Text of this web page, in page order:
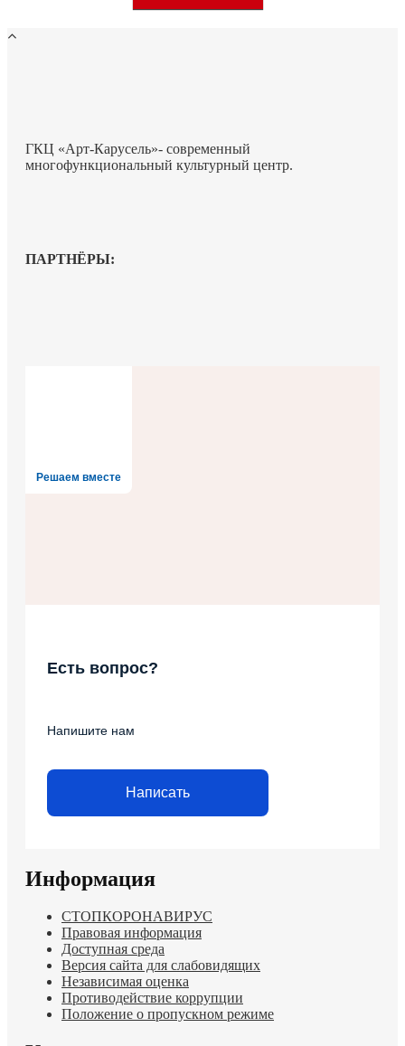
ГКЦ «Арт-Карусель»- современный
многофункциональный культурный центр.
ПАРТНЁРЫ:
Решаем вместе
Есть вопрос?
Напишите нам
Написать
Информация
СТОПКОРОНАВИРУС
Правовая информация
Доступная среда
Версия сайта для слабовидящих
Независимая оценка
Противодействие коррупции
Положение о пропускном режиме